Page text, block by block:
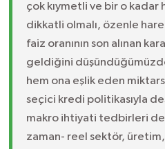
çok kıymetli ve bir o kadar
dikkatli olmalı, özenle
faiz oranının son alınan
geldiğini düşündüğümüzde
hem ona eşlik eden
seçici kredi politikasıyla
makro ihtiyati tedbirleri de
zaman- reel sektör,